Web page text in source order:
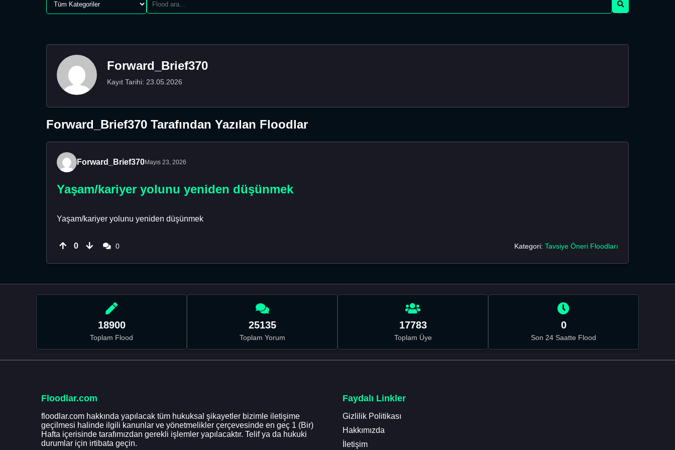
Forward_Brief370
Kayıt Tarihi: 23.05.2026
Forward_Brief370 Tarafından Yazılan Floodlar
Forward_Brief370Mayıs 23, 2026
Yaşam/kariyer yolunu yeniden düşünmek
Yaşam/kariyer yolunu yeniden düşünmek
0 0 Kategori: Tavsiye Öneri Floodları
18900
Toplam Flood
25135
Toplam Yorum
17783
Toplam Üye
0
Son 24 Saatte Flood
Floodlar.com
floodlar.com hakkında yapılacak tüm hukuksal şikayetler bizimle iletişime
geçilmesi halinde ilgili kanunlar ve yönetmelikler çerçevesinde en geç 1 (Bir)
Hafta içerisinde tarafımızdan gerekli işlemler yapılacaktır. Telif ya da hukuki
durumlar için irtibata geçin.
Faydalı Linkler
Gizlilik Politikası
Hakkımızda
İletişim